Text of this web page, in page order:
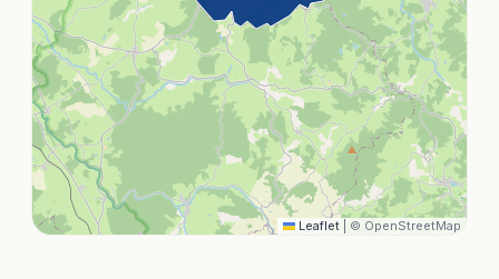
Leaflet © OpenStreetMap